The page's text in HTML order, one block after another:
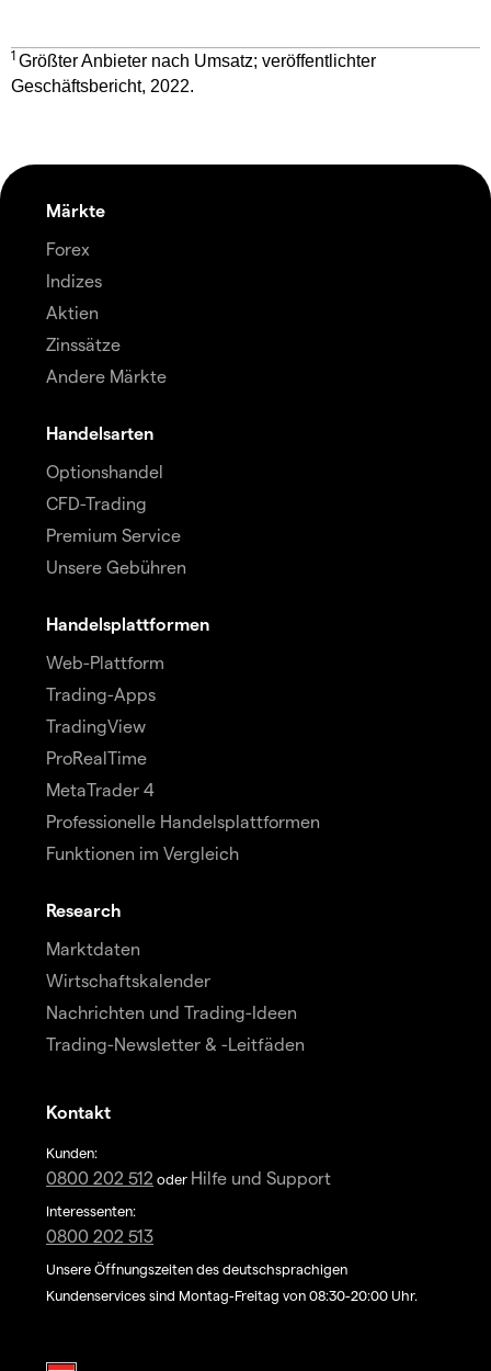
1 Größter Anbieter nach Umsatz; veröffentlichter
Geschäftsbericht, 2022.
Märkte
Forex
Indizes
Aktien
Zinssätze
Andere Märkte
Handelsarten
Optionshandel
CFD-Trading
Premium Service
Unsere Gebühren
Handelsplattformen
Web-Plattform
Trading-Apps
TradingView
ProRealTime
MetaTrader 4
Professionelle Handelsplattformen
Funktionen im Vergleich
Research
Marktdaten
Wirtschaftskalender
Nachrichten und Trading-Ideen
Trading-Newsletter & -Leitfäden
Kontakt
Kunden:
0800 202 512 oder Hilfe und Support
Interessenten:
0800 202 513
Unsere Öffnungszeiten des deutschsprachigen
Kundenservices sind Montag-Freitag von 08:30-20:00 Uhr.